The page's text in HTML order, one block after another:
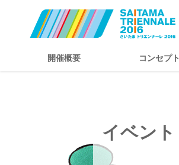
開催概要 コンセプト
イベント